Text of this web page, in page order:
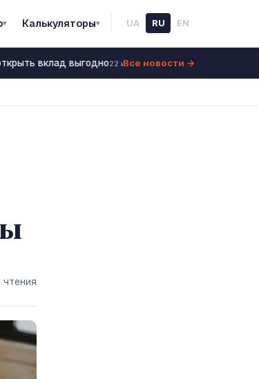
▾ Калькуляторы▾ UA RU EN
вклад выгодно22 июнь 2026 Ставки по
Все новости →
чтения